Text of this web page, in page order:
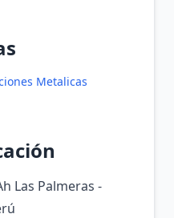
Metalicas
Las Palmeras -